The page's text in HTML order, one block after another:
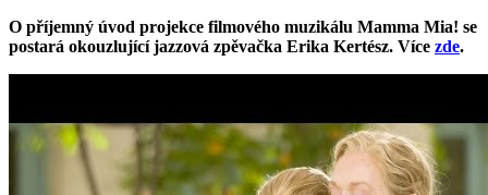
O příjemný úvod projekce filmového muzikálu Mamma Mia! se
postará okouzlující jazzová zpěvačka Erika Kertész. Více zde.